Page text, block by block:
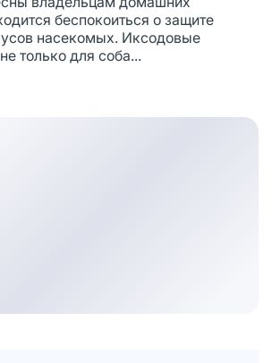
беспокоиться о защите
насекомых. Иксодовые
только для соба...